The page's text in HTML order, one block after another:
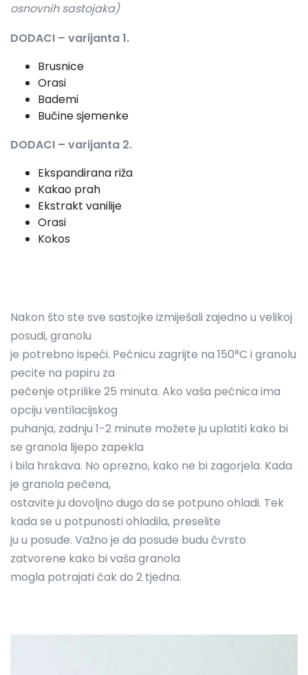
osnovnih sastojaka)
DODACI – varijanta 1.
Brusnice
Orasi
Bademi
Bučine sjemenke
DODACI – varijanta 2.
Ekspandirana riža
Kakao prah
Ekstrakt vanilije
Orasi
Kokos
Nakon što ste sve sastojke izmiješali zajedno u velikoj
posudi, granolu
je potrebno ispeći. Pećnicu zagrijte na 150°C i granolu
pecite na papiru za
pečenje otprilike 25 minuta. Ako vaša pećnica ima
opciju ventilacijskog
puhanja, zadnju 1-2 minute možete ju uplatiti kako bi
se granola lijepo zapekla
i bila hrskava. No oprezno, kako ne bi zagorjela. Kada
je granola pečena,
ostavite ju dovoljno dugo da se potpuno ohladi. Tek
kada se u potpunosti ohladila, preselite
ju u posude. Važno je da posude budu čvrsto
zatvorene kako bi vaša granola
mogla potrajati čak do 2 tjedna.